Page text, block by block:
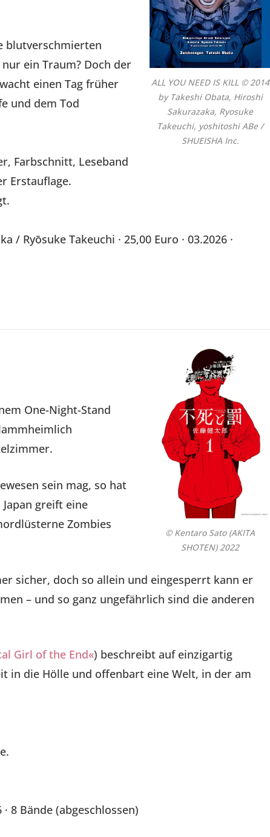
ALL YOU NEED IS KILL © 2014
by Takeshi Obata, Hiroshi
Sakurazaka, Ryosuke
Takeuchi, yoshitoshi ABe /
SHUEISHA Inc.
blutverschmierten
ein Traum? Doch der
einen Tag früher
und dem Tod
Farbschnitt, Leseband
Erstauflage.
/ Ryōsuke Takeuchi · 25,00 Euro · 03.2026 ·
© Kentaro Sato (AKITA
SHOTEN) 2022
One-Night-Stand
sein mag, so hat
greift eine
Zombies
sicher, doch so allein und eingesperrt kann er
– und so ganz ungefährlich sind die anderen
Girl of the End«) beschreibt auf einzigartig
in die Hölle und offenbart eine Welt, in der am
8 Bände (abgeschlossen)